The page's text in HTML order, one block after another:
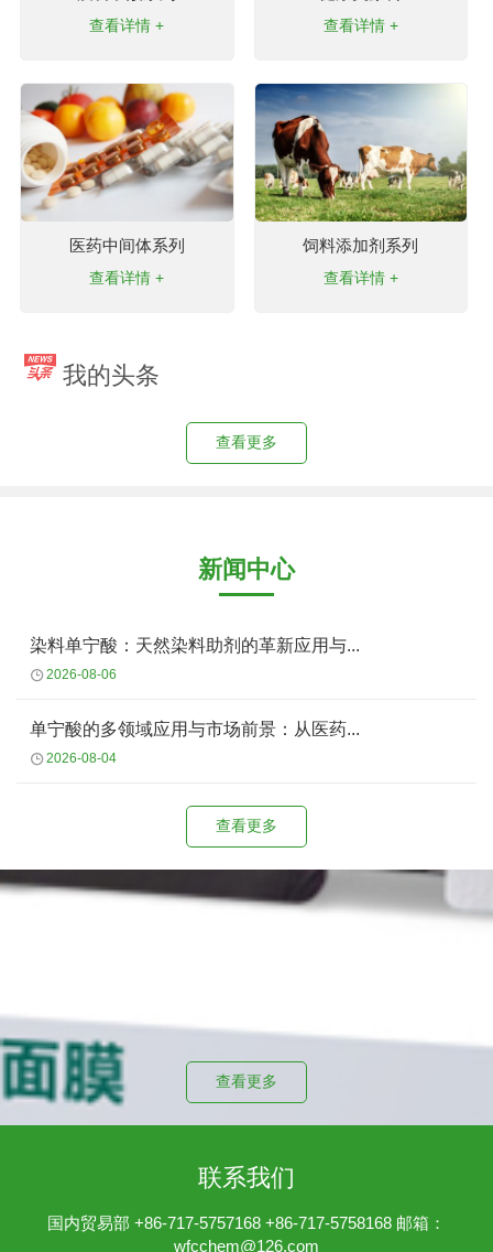
查看详情 + 查看详情 +
医药中间体系列
查看详情 +
饲料添加剂系列
查看详情 +
我的头条
查看更多
新闻中心
染料单宁酸：天然染料助剂的革新应用与...
2026-08-06
单宁酸的多领域应用与市场前景：从医药...
2026-08-04
查看更多
查看更多
联系我们
国内贸易部 +86-717-5757168 +86-717-5758168 邮箱：
wfcchem@126.com